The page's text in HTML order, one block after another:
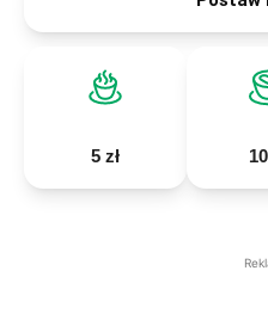
5 zł